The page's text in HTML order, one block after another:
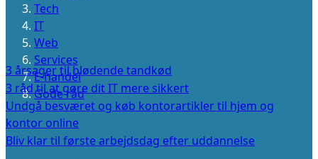
Tech
IT
Web
Services
E-handel
Gode råd
3 årsager til blødende tandkød
3 råd til at gøre dit IT mere sikkert
Undgå besværet og køb kontorartikler til hjem og
kontor online
Bliv klar til første arbejdsdag efter uddannelse